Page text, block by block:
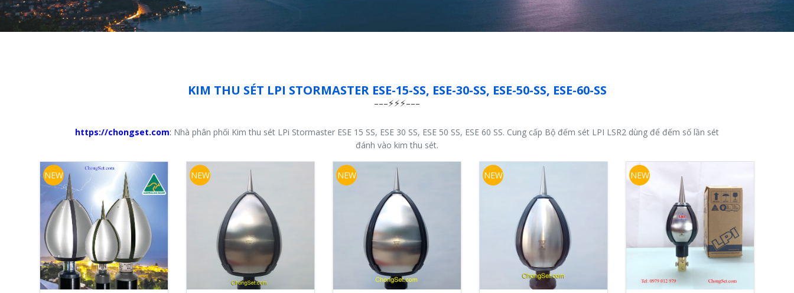
KIM THU SÉT LPI STORMASTER ESE-15-SS, ESE-30-SS, ESE-50-SS, ESE-60-SS
https://chongset.com: Nhà phân phối Kim thu sét LPi Stormaster ESE 15 SS, ESE 30 SS, ESE 50 SS, ESE 60 SS. Cung cấp Bộ đếm sét LPI LSR2 dùng để đếm số lần sét
đánh vào kim thu sét.
NEW NEW NEW NEW NEW